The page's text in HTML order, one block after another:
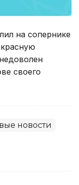
на сопернике
своего
новости